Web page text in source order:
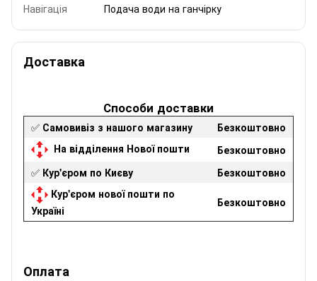
Навігація
Подача води на ганчірку
Доставка
Способи доставки
✅ Самовивіз з нашого магазину
Безкоштовно
На відділення Нової пошти
Безкоштовно
✅ Кур'єром по Києву
Безкоштовно
Кур'єром нової пошти по
Україні
Безкоштовно
Оплата